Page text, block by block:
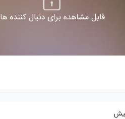
قابل مشاهده برای دنبال کننده ها